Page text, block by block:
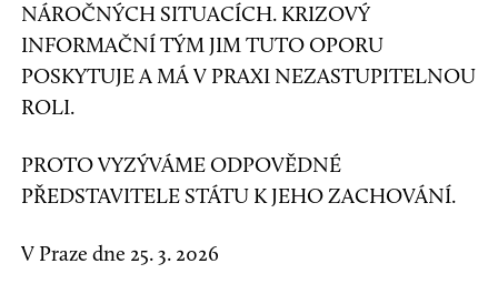
NÁROČNÝCH SITUACÍCH. KRIZOVÝ
INFORMAČNÍ TÝM JIM TUTO OPORU
POSKYTUJE A MÁ V PRAXI NEZASTUPITELNOU
ROLI.
PROTO VYZÝVÁME ODPOVĚDNÉ
PŘEDSTAVITELE STÁTU K JEHO ZACHOVÁNÍ.
V Praze dne 25. 3. 2026